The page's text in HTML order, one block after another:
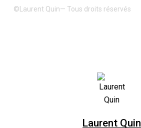
©Laurent Quin— Tous droits réservés
Laurent Quin